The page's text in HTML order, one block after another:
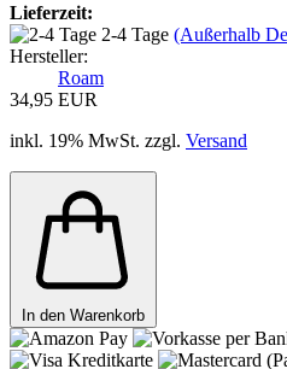
Lieferzeit:
2-4 Tage (Außerhalb
Hersteller:
Roam
34,95 EUR
inkl. 19% MwSt. zzgl. Versand
In den Warenkorb